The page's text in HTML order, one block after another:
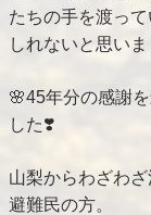
たちの手を渡っ
しれないと思いま
🌸45年分の感謝
した❣️
山梨からわざわ
避難民の方。